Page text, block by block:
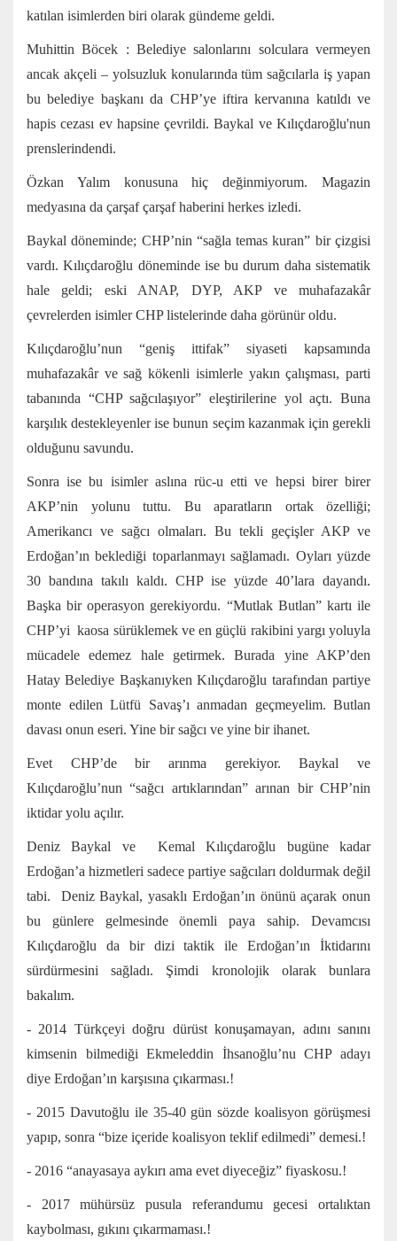
katılan isimlerden biri olarak gündeme geldi.
Muhittin Böcek : Belediye salonlarını solculara vermeyen
ancak akçeli – yolsuzluk konularında tüm sağcılarla iş yapan
bu belediye başkanı da CHP’ye iftira kervanına katıldı ve
hapis cezası ev hapsine çevrildi.Baykal ve Kılıçdaroğlu'nun
prenslerindendi.
Özkan Yalım konusuna hiç değinmiyorum. Magazin
medyasına da çarşaf çarşaf haberini herkes izledi.
Baykal döneminde; CHP’nin “sağla temas kuran” bir çizgisi
vardı. Kılıçdaroğlu döneminde ise bu durum daha sistematik
hale geldi; eski ANAP, DYP, AKP ve muhafazakâr
çevrelerden isimler CHP listelerinde daha görünür oldu.
Kılıçdaroğlu’nun “geniş ittifak” siyaseti kapsamında
muhafazakâr ve sağ kökenli isimlerle yakın çalışması, parti
tabanında “CHP sağcılaşıyor” eleştirilerine yol açtı. Buna
karşılık destekleyenler ise bunun seçim kazanmak için gerekli
olduğunu savundu.
Sonra ise bu isimler aslına rüc-u etti ve hepsi birer birer
AKP’nin yolunu tuttu. Bu aparatların ortak özelliği;
Amerikancı ve sağcı olmaları. Bu tekli geçişler AKP ve
Erdoğan’ın beklediği toparlanmayı sağlamadı. Oyları yüzde
30 bandına takılı kaldı. CHP ise yüzde 40’lara dayandı.
Başka bir operasyon gerekiyordu. “Mutlak Butlan” kartı ile
CHP’yi kaosa sürüklemek ve en güçlü rakibini yargı yoluyla
mücadele edemez hale getirmek. Burada yine AKP’den
Hatay Belediye Başkanıyken Kılıçdaroğlu tarafından partiye
monte edilen Lütfü Savaş’ı anmadan geçmeyelim. Butlan
davası onun eseri. Yine bir sağcı ve yine bir ihanet.
Evet CHP’de bir arınma gerekiyor. Baykal ve
Kılıçdaroğlu’nun “sağcı artıklarından” arınan bir CHP’nin
iktidar yolu açılır.
Deniz Baykal ve Kemal Kılıçdaroğlu bugüne kadar
Erdoğan’a hizmetleri sadece partiye sağcıları doldurmak değil
tabi. Deniz Baykal, yasaklı Erdoğan’ın önünü açarak onun
bu günlere gelmesinde önemli paya sahip. Devamcısı
Kılıçdaroğlu da bir dizi taktik ile Erdoğan’ın İktidarını
sürdürmesini sağladı. Şimdi kronolojik olarak bunlara
bakalım.
- 2014 Türkçeyi doğru dürüst konuşamayan, adını sanını
kimsenin bilmediği Ekmeleddin İhsanoğlu’nu CHP adayı
diye Erdoğan’ın karşısına çıkarması.!
- 2015 Davutoğlu ile 35-40 gün sözde koalisyon görüşmesi
yapıp, sonra “bize içeride koalisyon teklif edilmedi” demesi.!
- 2016 “anayasaya aykırı ama evet diyeceğiz” fiyaskosu.!
- 2017 mühürsüz pusula referandumu gecesi ortalıktan
kaybolması, gıkını çıkarmaması.!